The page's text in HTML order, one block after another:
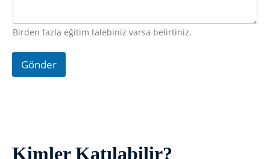
Birden fazla eğitim talebiniz varsa belirtiniz.
Gönder
Kimler Katılabilir?